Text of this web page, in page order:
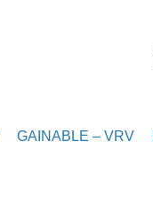
GAINABLE – VRV